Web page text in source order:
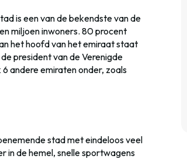
is een van de bekendste van de
miljoen inwoners. 80 procent
het hoofd van het emiraat staat
president van de Verenigde
andere emiraten onder, zoals
stad met eindeloos veel
in de hemel, snelle sportwagens